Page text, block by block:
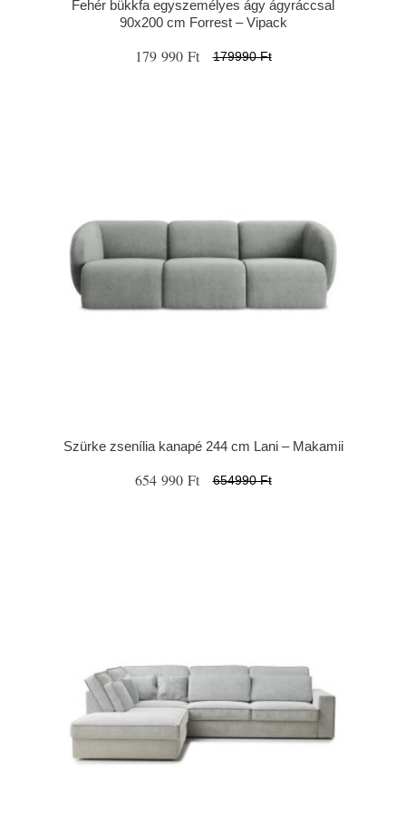
Fehér bükkfa egyszemélyes ágy ágyráccsal
90x200 cm Forrest – Vipack
179 990 Ft 179990 Ft
Szürke zsenília kanapé 244 cm Lani – Makamii
654 990 Ft 654990 Ft